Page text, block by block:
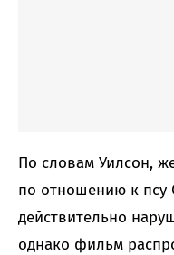
По словам Уилсон,
по отношению к псу
действительно
однако фильм